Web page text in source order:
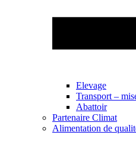
Elevage
Transport –
Abattoir
Partenaire Climat
Alimentation de